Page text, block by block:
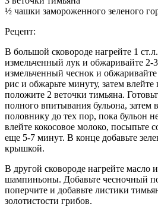
½ чашки замороженного зеленого
Рецепт:
В большой сковороде нагрейте 1
измельченный лук и обжаривайте 2-
измельченный чеснок и
рис и обжарьте минуту, затем
положите 2 веточки тимьяна.
полного впитывания бульона, затем
половнику до тех пор, пока бульон
влейте кокосовое молоко, посыпьте
еще 5-7 минут. В конце добавьте
крышкой.
В другой сковороде нагрейте масло
шампиньоны. Добавьте чесночный
поперчите и добавьте листики
золотистости грибов.